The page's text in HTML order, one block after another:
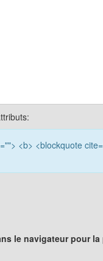
<b> <blockquote
le navigateur pour